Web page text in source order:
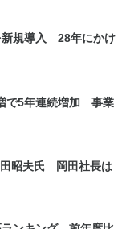
新規導入 28年にかけ
で5年連続増加 事業
昭夫氏 岡田社長は